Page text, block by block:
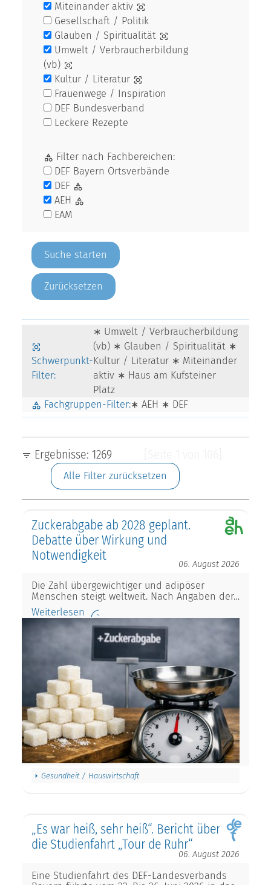
Miteinander aktiv
Gesellschaft / Politik
Glauben / Spiritualität
Umwelt / Verbraucherbildung
(vb)
Kultur / Literatur
Frauenwege / Inspiration
DEF Bundesverband
Leckere Rezepte
Filter nach Fachbereichen:
DEF Bayern Ortsverbände
DEF
AEH
EAM
Zurücksetzen
Schwerpunkt-
Filter:
∗ Umwelt / Verbraucherbildung
(vb) ∗ Glauben / Spiritualität ∗
Kultur / Literatur ∗ Miteinander
aktiv ∗ Haus am Kufsteiner
Platz
Fachgruppen-Filter:∗ AEH ∗ DEF
Ergebnisse: 1269
Alle Filter zurücksetzen
Zuckerabgabe ab 2028 geplant.
Debatte über Wirkung und
Notwendigkeit
06. August 2026
Die Zahl übergewichtiger und adipöser
Menschen steigt weltweit. Nach Angaben der…
Weiterlesen
Gesundheit / Hauswirtschaft
„Es war heiß, sehr heiß“. Bericht über
die Studienfahrt „Tour de Ruhr“
06. August 2026
Eine Studienfahrt des DEF-Landesverbands